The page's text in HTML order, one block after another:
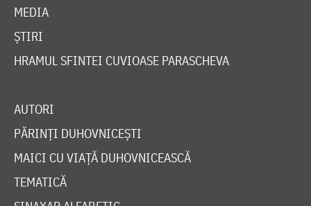
MEDIA
ȘTIRI
HRAMUL SFINTEI CUVIOASE PARASCHEVA
AUTORI
PĂRINȚI DUHOVNICEȘTI
MAICI CU VIAȚĂ DUHOVNICEASCĂ
TEMATICĂ